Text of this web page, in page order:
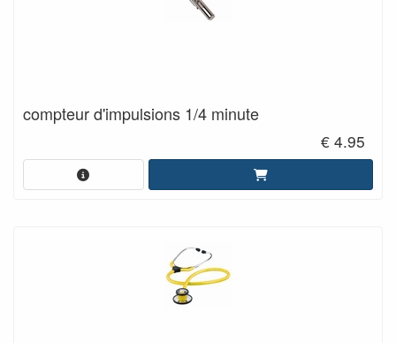
compteur d'impulsions 1/4 minute
€ 4.95